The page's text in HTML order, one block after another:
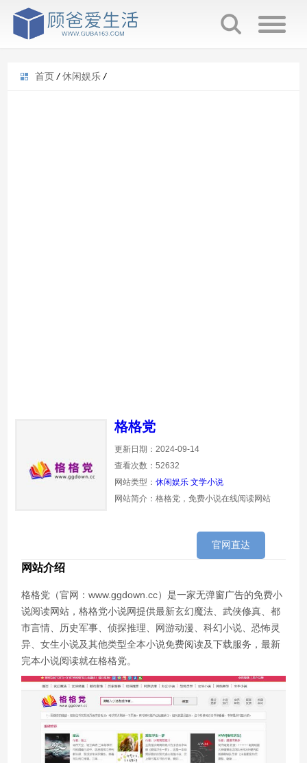
首页 / 休闲娱乐 /
格格党
更新日期：2024-09-14
查看次数：52632
网站类型：休闲娱乐 文学小说
网站简介：格格党，免费小说在线阅读网站
官网直达
网站介绍
格格党（官网：www.ggdown.cc）是一家无弹窗广告的免费小
说阅读网站，格格党小说网提供最新玄幻魔法、武侠修真、都
市言情、历史军事、侦探推理、网游动漫、科幻小说、恐怖灵
异、女生小说及其他类型全本小说免费阅读及下载服务，最新
完本小说阅读就在格格党。